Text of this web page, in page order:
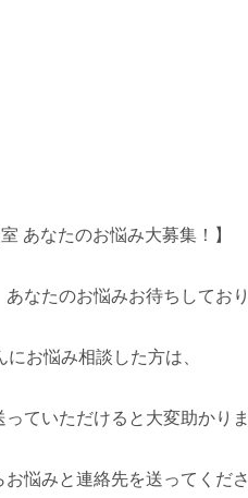
あなたのお悩み大募集！】
なたのお悩みお待ちしてお
お悩み相談した方は、
っていただけると大変助かり
悩みと連絡先を送ってくだ